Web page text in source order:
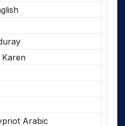
Karen
Arabic